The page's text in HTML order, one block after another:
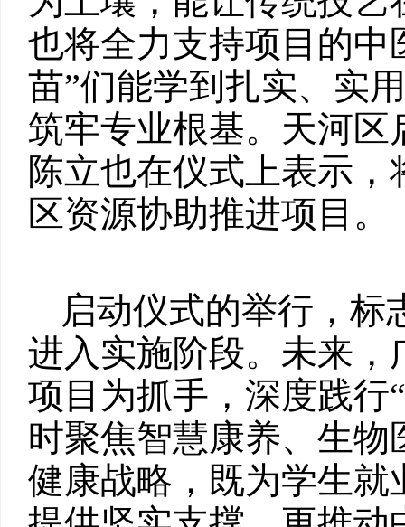
也将全力支持项目的中
苗”们能学到扎实、实
筑牢专业根基。天河
陈立也在仪式上表示
区资源协助推进项目。
启动仪式的举行，标
进入实施阶段。未来
项目为抓手，深度践行
时聚焦智慧康养、生
健康战略，既为学生